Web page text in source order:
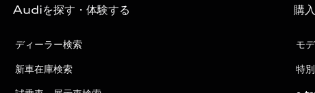
Audiを探す・体験する
ディーラー検索
新車在庫検索
購
モ
特